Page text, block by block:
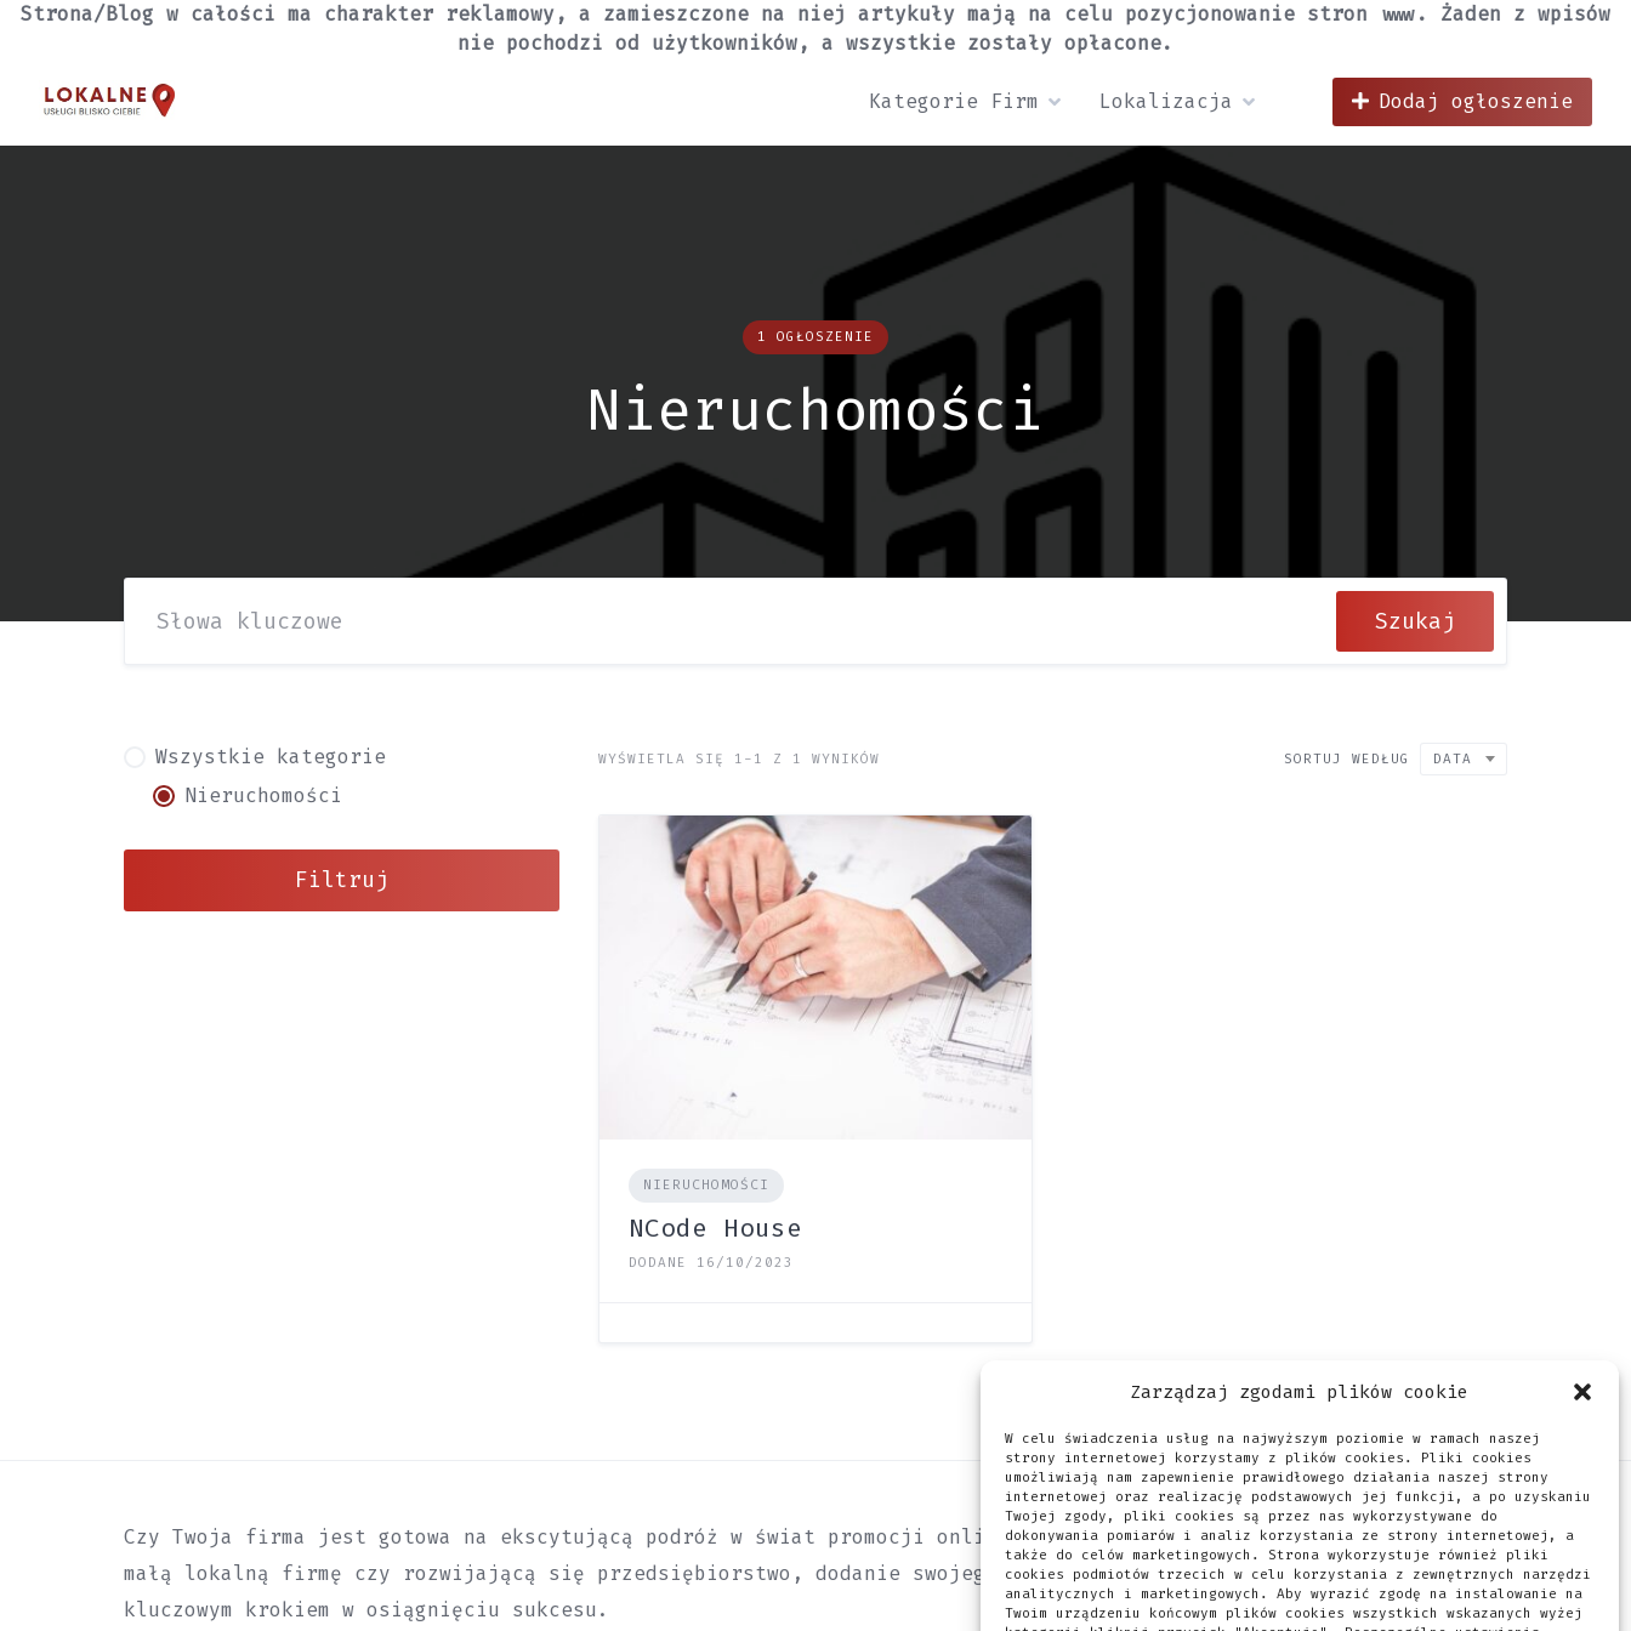
Zarządzaj zgodami plików cookie
W celu świadczenia usług na najwyższym poziomie w ramach naszej
strony internetowej korzystamy z plików cookies. Pliki cookies
umożliwiają nam zapewnienie prawidłowego działania naszej strony
internetowej oraz realizację podstawowych jej funkcji, a po uzyskaniu
Twojej zgody, pliki cookies są przez nas wykorzystywane do
dokonywania pomiarów i analiz korzystania ze strony internetowej, a
także do celów marketingowych. Strona wykorzystuje również pliki
cookies podmiotów trzecich w celu korzystania z zewnętrznych narzędzi
analitycznych i marketingowych. Aby wyrazić zgodę na instalowanie na
Twoim urządzeniu końcowym plików cookies wszystkich wskazanych wyżej
Strona/Blog w całości ma charakter reklamowy, a zamieszczone na niej artykuły mają na celu pozycjonowanie stron www. Żaden z wpisów
nie pochodzi od użytkowników, a wszystkie zostały opłacone.
Skip
Kategorie Firm
Lokalizacja Dodaj ogłoszenie
1 OGŁOSZENIE
Nieruchomości
Szukaj
Wszystkie kategorie
Nieruchomości
Filtruj
WYŚWIETLA SIĘ 1-1 Z 1 WYNIKÓW SORTUJ WEDŁUG DATA
NIERUCHOMOŚCI
NCode House
DODANE 16/10/2023
Czy Twoja firma jest gotowa na ekscytującą podróż w świat promocji online? Niezależnie od tego, czy prowadzisz
małą lokalną firmę czy rozwijającą się przedsiębiorstwo, dodanie swojego wpisu do naszej bazy firm może okazać się
kluczowym krokiem w osiągnięciu sukcesu.